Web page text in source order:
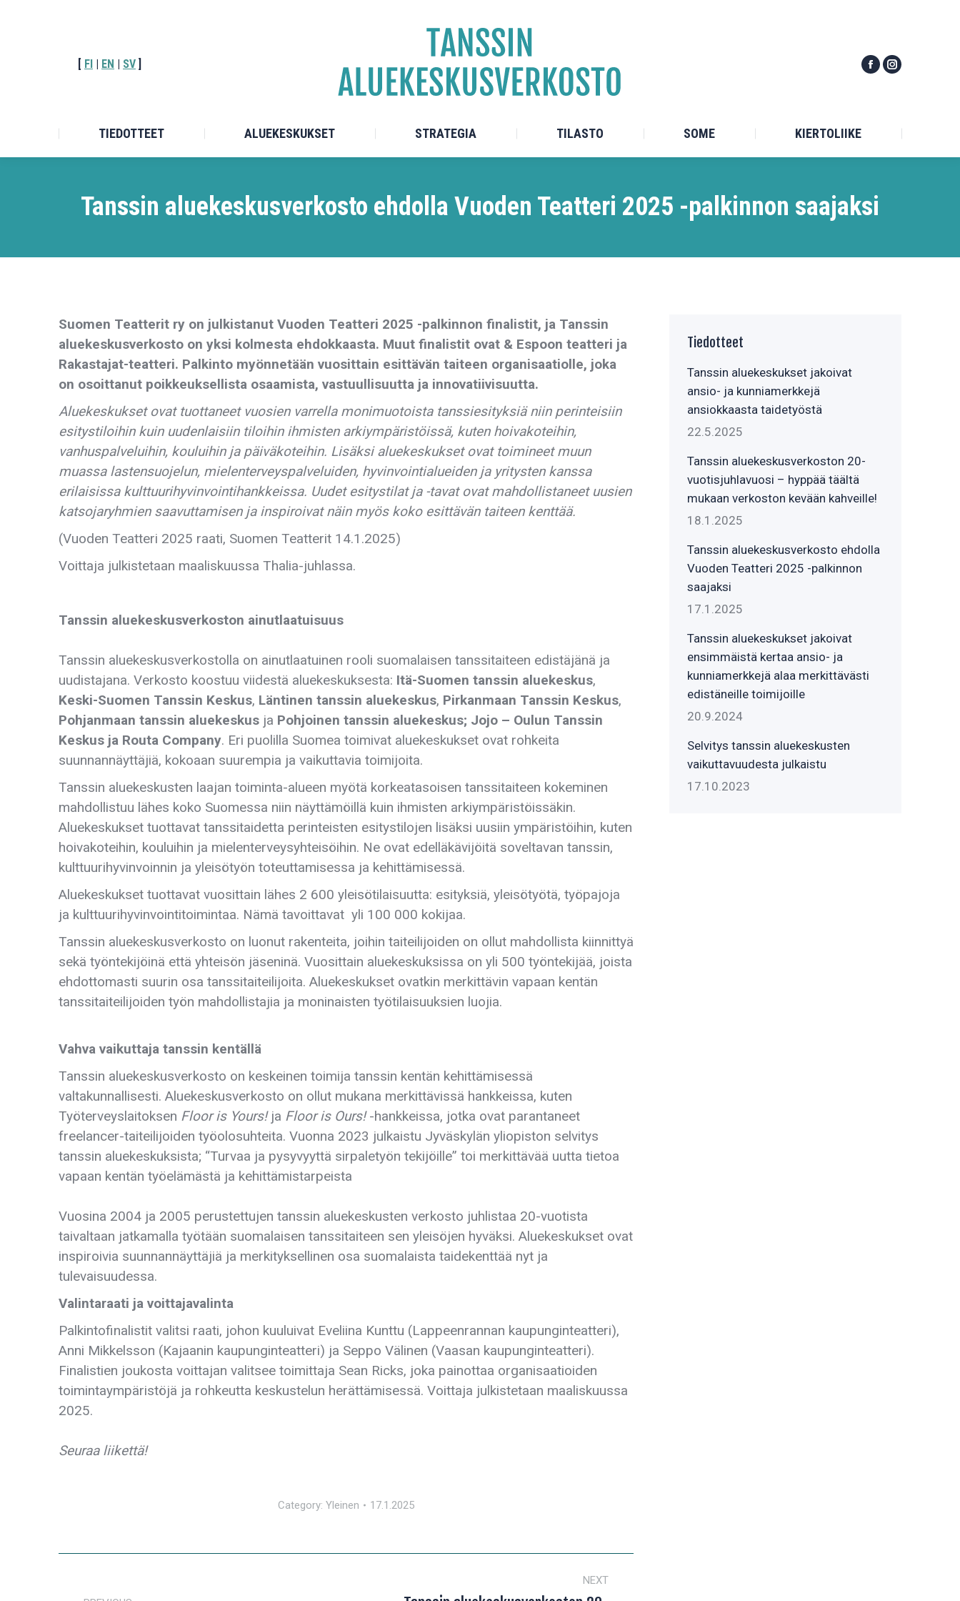
[ FI | EN | SV ]
TIEDOTTEET ALUEKESKUKSET STRATEGIA TILASTO SOME KIERTOLIIKE
Tanssin aluekeskusverkosto ehdolla Vuoden Teatteri 2025 -palkinnon saajaksi
Suomen Teatterit ry on julkistanut Vuoden Teatteri 2025 -palkinnon finalistit, ja Tanssin
aluekeskusverkosto on yksi kolmesta ehdokkaasta. Muut finalistit ovat & Espoon teatteri ja
Rakastajat-teatteri. Palkinto myönnetään vuosittain esittävän taiteen organisaatiolle, joka
on osoittanut poikkeuksellista osaamista, vastuullisuutta ja innovatiivisuutta.
Aluekeskukset ovat tuottaneet vuosien varrella monimuotoista tanssiesityksiä niin perinteisiin
esitystiloihin kuin uudenlaisiin tiloihin ihmisten arkiympäristöissä, kuten hoivakoteihin,
vanhuspalveluihin, kouluihin ja päiväkoteihin. Lisäksi aluekeskukset ovat toimineet muun
muassa lastensuojelun, mielenterveyspalveluiden, hyvinvointialueiden ja yritysten kanssa
erilaisissa kulttuurihyvinvointihankkeissa. Uudet esitystilat ja -tavat ovat mahdollistaneet uusien
katsojaryhmien saavuttamisen ja inspiroivat näin myös koko esittävän taiteen kenttää.
(Vuoden Teatteri 2025 raati, Suomen Teatterit 14.1.2025)
Voittaja julkistetaan maaliskuussa Thalia-juhlassa.
Tanssin aluekeskusverkoston ainutlaatuisuus
Tanssin aluekeskusverkostolla on ainutlaatuinen rooli suomalaisen tanssitaiteen edistäjänä ja
uudistajana. Verkosto koostuu viidestä aluekeskuksesta: Itä-Suomen tanssin aluekeskus,
Keski-Suomen Tanssin Keskus, Läntinen tanssin aluekeskus, Pirkanmaan Tanssin Keskus,
Pohjanmaan tanssin aluekeskus ja Pohjoinen tanssin aluekeskus; Jojo – Oulun Tanssin
Keskus ja Routa Company. Eri puolilla Suomea toimivat aluekeskukset ovat rohkeita
suunnannäyttäjiä, kokoaan suurempia ja vaikuttavia toimijoita.
Tanssin aluekeskusten laajan toiminta-alueen myötä korkeatasoisen tanssitaiteen kokeminen
mahdollistuu lähes koko Suomessa niin näyttämöillä kuin ihmisten arkiympäristöissäkin.
Aluekeskukset tuottavat tanssitaidetta perinteisten esitystilojen lisäksi uusiin ympäristöihin, kuten
hoivakoteihin, kouluihin ja mielenterveysyhteisöihin. Ne ovat edelläkävijöitä soveltavan tanssin,
kulttuurihyvinvoinnin ja yleisötyön toteuttamisessa ja kehittämisessä.
Aluekeskukset tuottavat vuosittain lähes 2 600 yleisötilaisuutta: esityksiä, yleisötyötä, työpajoja
ja kulttuurihyvinvointitoimintaa. Nämä tavoittavat yli 100 000 kokijaa.
Tanssin aluekeskusverkosto on luonut rakenteita, joihin taiteilijoiden on ollut mahdollista kiinnittyä
sekä työntekijöinä että yhteisön jäseninä. Vuosittain aluekeskuksissa on yli 500 työntekijää, joista
ehdottomasti suurin osa tanssitaiteilijoita. Aluekeskukset ovatkin merkittävin vapaan kentän
tanssitaiteilijoiden työn mahdollistajia ja moninaisten työtilaisuuksien luojia.
Vahva vaikuttaja tanssin kentällä
Tanssin aluekeskusverkosto on keskeinen toimija tanssin kentän kehittämisessä
valtakunnallisesti. Aluekeskusverkosto on ollut mukana merkittävissä hankkeissa, kuten
Työterveyslaitoksen Floor is Yours!ja Floor is Ours!-hankkeissa, jotka ovat parantaneet
freelancer-taiteilijoiden työolosuhteita. Vuonna 2023 julkaistu Jyväskylän yliopiston selvitys
tanssin aluekeskuksista; “Turvaa ja pysyvyyttä sirpaletyön tekijöille” toi merkittävää uutta tietoa
vapaan kentän työelämästä ja kehittämistarpeista
Vuosina 2004 ja 2005 perustettujen tanssin aluekeskusten verkosto juhlistaa 20-vuotista
taivaltaan jatkamalla työtään suomalaisen tanssitaiteen sen yleisöjen hyväksi. Aluekeskukset ovat
inspiroivia suunnannäyttäjiä ja merkityksellinen osa suomalaista taidekenttää nyt ja
tulevaisuudessa.
Valintaraati ja voittajavalinta
Palkintofinalistit valitsi raati, johon kuuluivat Eveliina Kunttu (Lappeenrannan kaupunginteatteri),
Anni Mikkelsson (Kajaanin kaupunginteatteri) ja Seppo Välinen (Vaasan kaupunginteatteri).
Finalistien joukosta voittajan valitsee toimittaja Sean Ricks, joka painottaa organisaatioiden
toimintaympäristöjä ja rohkeutta keskustelun herättämisessä. Voittaja julkistetaan maaliskuussa
2025.
Seuraa liikettä!
Category: Yleinen 17.1.2025
NEXT
Tiedotteet
Tanssin aluekeskukset jakoivat
ansio- ja kunniamerkkejä
ansiokkaasta taidetyöstä
22.5.2025
Tanssin aluekeskusverkoston 20-
vuotisjuhlavuosi – hyppää täältä
mukaan verkoston kevään kahveille!
18.1.2025
Tanssin aluekeskusverkosto ehdolla
Vuoden Teatteri 2025 -palkinnon
saajaksi
17.1.2025
Tanssin aluekeskukset jakoivat
ensimmäistä kertaa ansio- ja
kunniamerkkejä alaa merkittävästi
edistäneille toimijoille
20.9.2024
Selvitys tanssin aluekeskusten
vaikuttavuudesta julkaistu
17.10.2023
ALUEKESKUKSET STRATEGIA